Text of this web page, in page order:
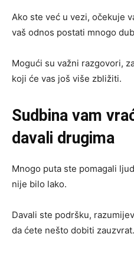
Ako ste već u vezi, očekuje
vaš odnos postati mnogo
Mogući su važni razgovori,
koji će vas još više zbližiti.
Sudbina vam
davali drugima
Mnogo puta ste pomagali
nije bilo lako.
Davali ste podršku,
da ćete nešto dobiti zauzvrat.